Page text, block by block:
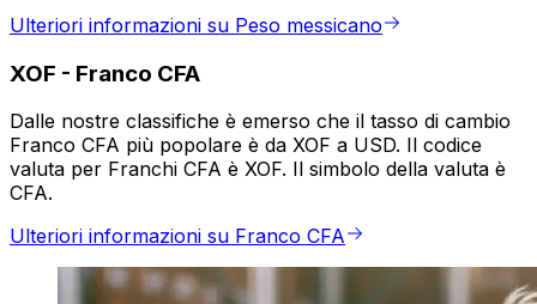
Ulteriori informazioni su Peso messicano
XOF - Franco CFA
Dalle nostre classifiche è emerso che il tasso di cambio
Franco CFA più popolare è da XOF a USD. Il codice
valuta per Franchi CFA è XOF. Il simbolo della valuta è
CFA.
Ulteriori informazioni su Franco CFA